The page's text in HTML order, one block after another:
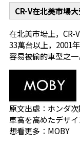
CR-V在北美市場
在北美市場上，CR-
33萬台以上，2001
容易被偷的車型之一
原文出處： ホンダ
車高を高めたデザイ
想看更多： MOBY